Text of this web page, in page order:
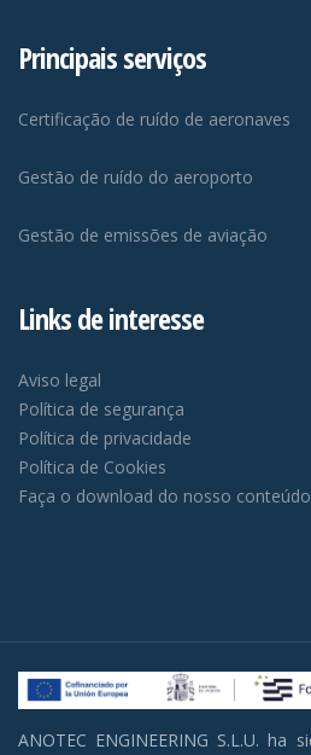
Principais serviços
Certificação de ruído de aeronaves
Gestão de ruído do aeroporto
Gestão de emissões de aviação
Links de interesse
Aviso legal
Política de segurança
Política de privacidade
Política de Cookies
Faça o download do nosso conteúdo
ANOTEC ENGINEERING S.L.U. ha